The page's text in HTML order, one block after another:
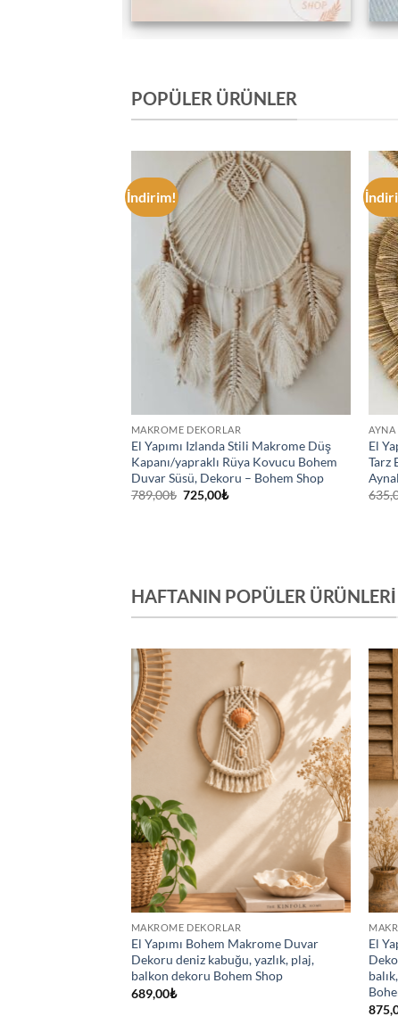
POPÜLER ÜRÜNLER
İndirim!
MAKROME DEKORLAR
El Yapımı Izlanda Stili Makrome Düş
Kapanı/yapraklı Rüya Kovucu Bohem
Duvar Süsü, Dekoru – Bohem Shop
789,00₺ Orijinal
fiyat:
725,00₺Şu
AYNA
El
Tarz
HAFTANIN POPÜLER ÜRÜNLERI
MAKROME DEKORLAR
El Yapımı Bohem Makrome Duvar
Dekoru deniz kabuğu, yazlık, plaj,
balkon dekoru Bohem Shop
689,00₺
El